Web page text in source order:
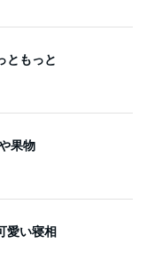
ともっと
果物
愛い寝相